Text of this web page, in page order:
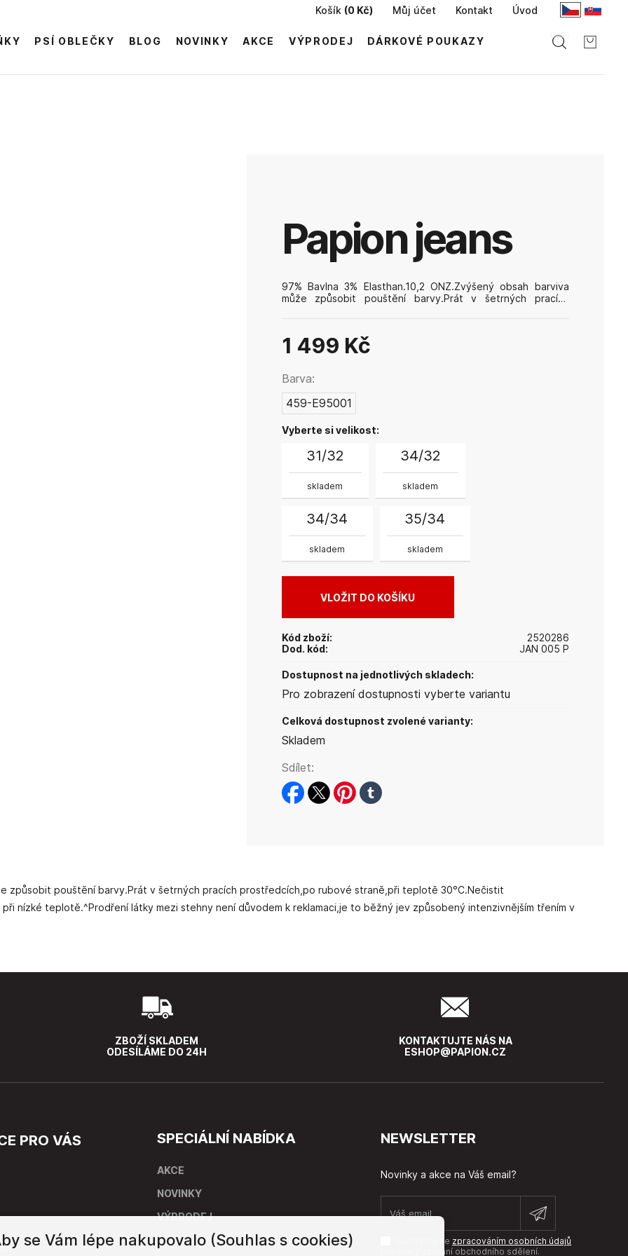
Papion jeans
97% Bavlna 3% Elasthan.10,2 ONZ.Zvýšený obsah barviva
může způsobit pouštění barvy.Prát v šetrných pracích
ručně,žehlit při nízké teplotě.^Prodření látky mezi stehny
není důvodem k reklamaci,je to běžný jev způsobený
1 499 Kč
Barva:
459-E95001
Vyberte si velikost:
31/32
skladem
34/32
skladem
34/34
skladem
35/34
skladem
Kód zboží:
2520286
Dod. kód:
JAN 005 P
Dostupnost na jednotlivých skladech:
Pro zobrazení dostupnosti vyberte variantu
Celková dostupnost zvolené varianty:
Skladem
Sdílet:
facebook
twitterpinterest
tumblr
způsobit pouštění barvy.Prát v šetrných pracích prostředcích,po rubové straně,při teplotě 30°C.Nečistit
nízké teplotě.^Prodření látky mezi stehny není důvodem k reklamaci,je to běžný jev způsobený intenzivnějším třením v
Úvod
Kontakt
Můj účet
Košík (0 Kč)
PSÍ OBLEČKY BLOG NOVINKY AKCE VÝPRODEJ DÁRKOVÉ POUKAZY
ZBOŽÍ SKLADEM
ODESÍLÁME DO 24H
KONTAKTUJTE NÁS NA
ESHOP@PAPION.CZ
PRO VÁS SPECIÁLNÍ NABÍDKA
AKCE
NOVINKY
VÝPRODEJ
NEWSLETTER
Novinky a akce na Váš email?
Souhlasím se zpracováním osobních údajů
pro účely zasílání obchodního sdělení.
se Vám lépe nakupovalo (Souhlas s cookies)